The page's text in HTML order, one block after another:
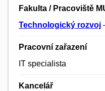
Fakulta / Pracoviště
Technologický rozvoj
Pracovní zařazení
IT specialista
Kancelář